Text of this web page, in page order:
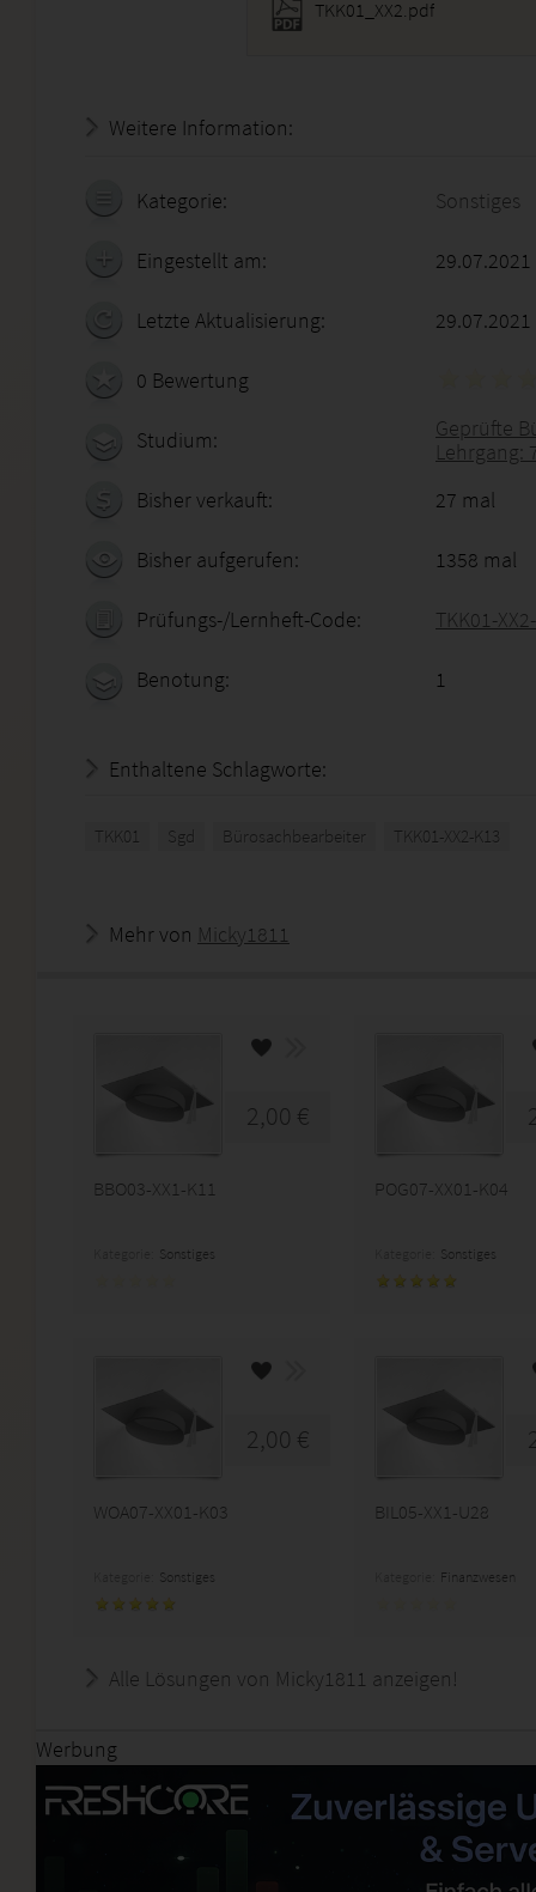
TKK01_XX2.pdf
Weitere Information:
Kategorie: Sonstiges
Eingestellt am:
Letzte Aktualisierung: 29.07.2021
0 Bewertung
Studium:
Geprüfte
Lehrgang:
Bisher verkauft:
27 mal
Bisher aufgerufen: 1358 mal
Prüfungs-/Lernheft-Code: TKK01-
Benotung: 1
Enthaltene Schlagworte:
TKK01 Sgd Bürosachbearbeiter TKK01-XX2-K13
Mehr von Micky1811
2,00 €
BBO03-XX1-K11
Sonstiges
POG07-XX01-K04
Sonstiges
2,00 €
WOA07-XX01-K03
Sonstiges
BIL05-XX1-U28
Finanzwesen
Alle Lösungen von Micky1811 anzeigen!
Werbung